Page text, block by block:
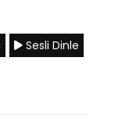
Sesli Dinle